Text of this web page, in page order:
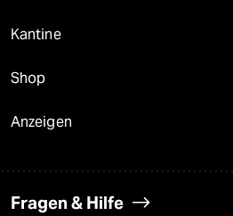
Kantine
Shop
Anzeigen
Fragen & Hilfe